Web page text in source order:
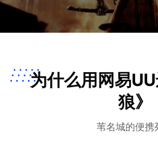
为什么用网易
狼》
苇名城的便携